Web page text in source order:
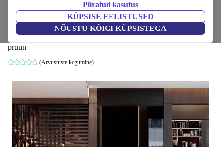
Piiratud kasutus
KÜPSISE EELISTUSED
NÕUSTU KÕIGI KÜPSISTEGA
Hamlet 3-kohaline voodiga diivan
helepruun
pruun
(Arvustuste kogumine)